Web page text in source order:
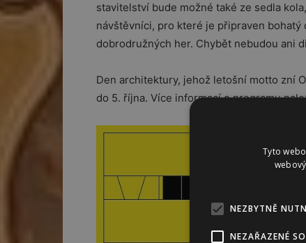
stavitelství bude možné také ze sedla
návštěvníci, pro které je připraven
dobrodružných her. Chybět nebudou ani
Den architektury, jehož letošní motto zní
do 5. října. Více informací o programu
Tyto
NEZBYTNĚ
NEZAŘAZENÉ